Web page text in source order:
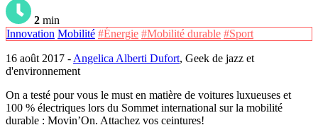
2 min
Innovation Mobilité #Énergie #Mobilité durable #Sport
16 août 2017 - Angelica Alberti Dufort, Geek de jazz et
d'environnement
On a testé pour vous le must en matière de voitures luxueuses et
100 % électriques lors du Sommet international sur la mobilité
durable : Movin’On. Attachez vos ceintures!